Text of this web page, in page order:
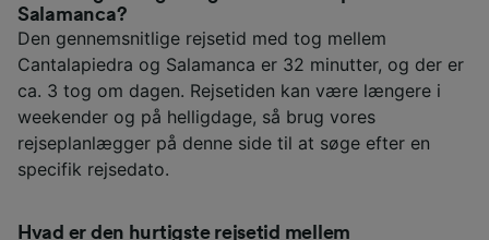
Salamanca?
Den gennemsnitlige rejsetid med tog mellem
Cantalapiedra og Salamanca er 32 minutter, og der er
ca. 3 tog om dagen. Rejsetiden kan være længere i
weekender og på helligdage, så brug vores
rejseplanlægger på denne side til at søge efter en
specifik rejsedato.
Hvad er den hurtigste rejsetid mellem